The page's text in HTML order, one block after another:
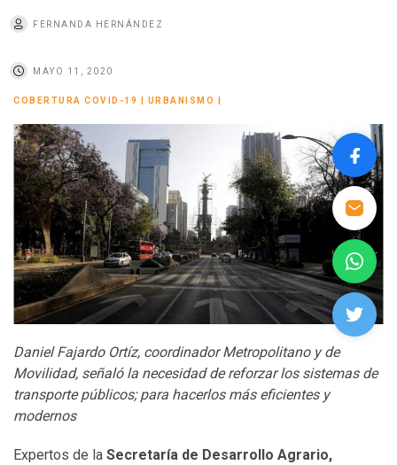
FERNANDA HERNÁNDEZ
MAYO 11, 2020
COBERTURA COVID-19 URBANISMO
Daniel Fajardo Ortíz, coordinador Metropolitano y de
Movilidad, señaló la necesidad de reforzar los sistemas de
transporte públicos; para hacerlos más eficientes y
modernos
Expertos de la Secretaría de Desarrollo Agrario,